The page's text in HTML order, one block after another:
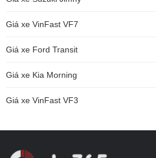
Giá xe VinFast VF7
Giá xe Ford Transit
Giá xe Kia Morning
Giá xe VinFast VF3